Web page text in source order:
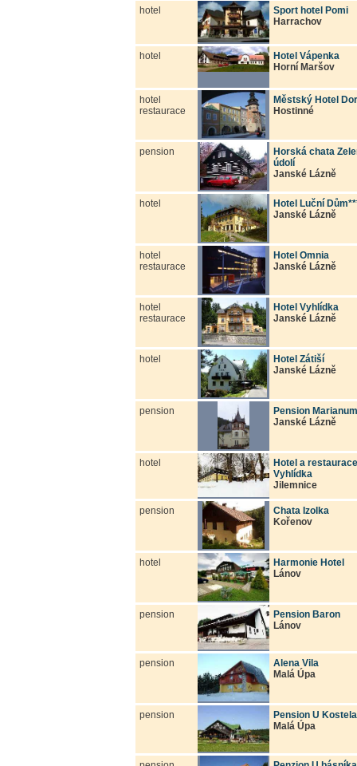
hotel
Sport hotel Pomi
Harrachov
hotel
Hotel Vápenka
Horní Maršov
hotel
restaurace
Městský Hotel
Hostinné
pension
Horská chata
údolí
Janské Lázně
hotel
Hotel Luční
Janské Lázně
hotel
restaurace
Hotel Omnia
Janské Lázně
hotel
restaurace
Hotel Vyhlídka
Janské Lázně
hotel
Hotel Zátiší
Janské Lázně
pension
Pension Marianum
Janské Lázně
hotel
Hotel a restaurace
Vyhlídka
Jilemnice
pension
Chata Izolka
Kořenov
hotel
Harmonie Hotel
Lánov
pension
Pension Baron
Lánov
pension
Alena Vila
Malá Úpa
pension
Pension U Kostela
Malá Úpa